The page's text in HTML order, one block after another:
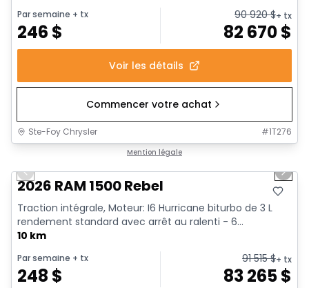
Par semaine + tx
246 $
90 920$+ tx
82 670$
Voir les détails
Commencer votre achat
Ste-Foy Chrysler #1T276
Mention légale
Previous slide Next
2026 RAM 1500 Rebel
Traction intégrale, Moteur: I6 Hurricane biturbo de 3 L
rendement standard avec arrêt au ralenti - 6...
10 km
Par semaine + tx
248 $
91 515$+ tx
83 265$